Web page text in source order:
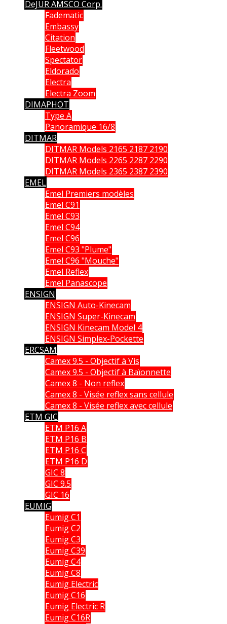
DeJUR AMSCO Corp.
Fadematic
Embassy
Citation
Fleetwood
Spectator
Eldorado
Electra
Electra Zoom
DIMAPHOT
Type A
Panoramique 16/8
DITMAR
DITMAR Models 2165 2187 2190
DITMAR Models 2265 2287 2290
DITMAR Models 2365 2387 2390
EMEL
Emel Premiers modèles
Emel C91
Emel C93
Emel C94
Emel C96
Emel C93 "Plume"
Emel C96 "Mouche"
Emel Reflex
Emel Panascope
ENSIGN
ENSIGN Auto-Kinecam
ENSIGN Super-Kinecam
ENSIGN Kinecam Model 4
ENSIGN Simplex-Pockette
ERCSAM
Camex 9.5 - Objectif à Vis
Camex 9.5 - Objectif à Baïonnette
Camex 8 - Non reflex
Camex 8 - Visée reflex sans cellule
Camex 8 - Visée reflex avec cellule
ETM GIC
ETM P16 A
ETM P16 B
ETM P16 C
ETM P16 D
GIC 8
GIC 9.5
GIC 16
EUMIG
Eumig C1
Eumig C2
Eumig C3
Eumig C39
Eumig C4
Eumig C8
Eumig Electric
Eumig C16
Eumig Electric R
Eumig C16R